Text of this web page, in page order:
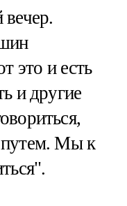
это и есть
и другие
Мы к